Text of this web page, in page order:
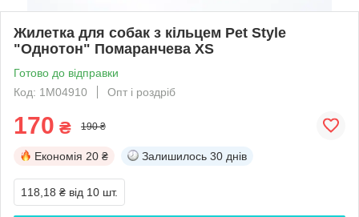
Жилетка для собак з кільцем Pet Style
"Однотон" Помаранчева XS
Готово до відправки
Код: 1M04910
Опт і роздріб
170 ₴ 190 ₴
Економія 20 ₴ Залишилось 30 днів
118,18 ₴ від 10 шт.